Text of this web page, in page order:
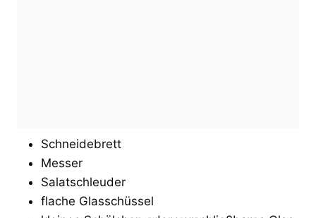
Schneidebrett
Messer
Salatschleuder
flache Glasschüssel